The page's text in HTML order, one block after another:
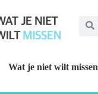
Wat je niet wilt missen